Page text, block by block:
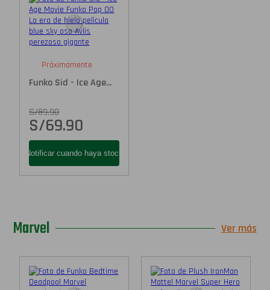
Próximamente
Funko Sid - Ice Age...
S/89.90
S/69.90
Marvel Ver más